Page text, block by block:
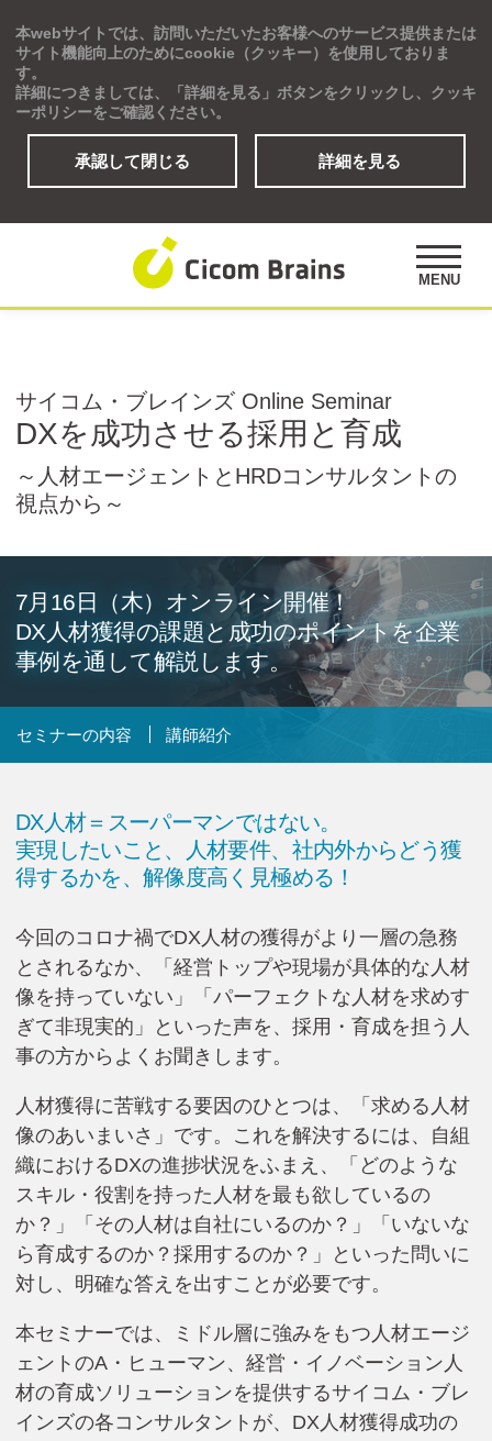
本webサイトでは、訪問いただいたお客様へのサービス提供または
サイト機能向上のためにcookie（クッキー）を使用しておりま
す。
詳細につきましては、「詳細を見る」ボタンをクリックし、クッキ
ーポリシーをご確認ください。
承認して閉じる 詳細を見る
MENU
Global
アセスメント
公開講座 事例紹介 オピニオンズ
デジタルラーニングサイト
Cicom Brainsについて
採用情報・講師募集
アジア・ネットワーク
お問い合わせ
検
サイコム・ブレインズ Online Seminar
DXを成功させる採用と育成
～人材エージェントとHRDコンサルタントの
視点から～
7月16日（木）オンライン開催！
DX人材獲得の課題と成功のポイントを企業
事例を通して解説します。
セミナーの内容 講師紹介
DX人材＝スーパーマンではない。
実現したいこと、人材要件、社内外からどう獲
得するかを、解像度高く見極める！
今回のコロナ禍でDX人材の獲得がより一層の急務
とされるなか、「経営トップや現場が具体的な人材
像を持っていない」「パーフェクトな人材を求めす
ぎて非現実的」といった声を、採用・育成を担う人
事の方からよくお聞きします。
人材獲得に苦戦する要因のひとつは、「求める人材
像のあいまいさ」です。これを解決するには、自組
織におけるDXの進捗状況をふまえ、「どのような
スキル・役割を持った人材を最も欲しているの
か？」「その人材は自社にいるのか？」「いないな
ら育成するのか？採用するのか？」といった問いに
対し、明確な答えを出すことが必要です。
本セミナーでは、ミドル層に強みをもつ人材エージ
ェントのA・ヒューマン、経営・イノベーション人
材の育成ソリューションを提供するサイコム・ブレ
インズの各コンサルタントが、DX人材獲得成功の